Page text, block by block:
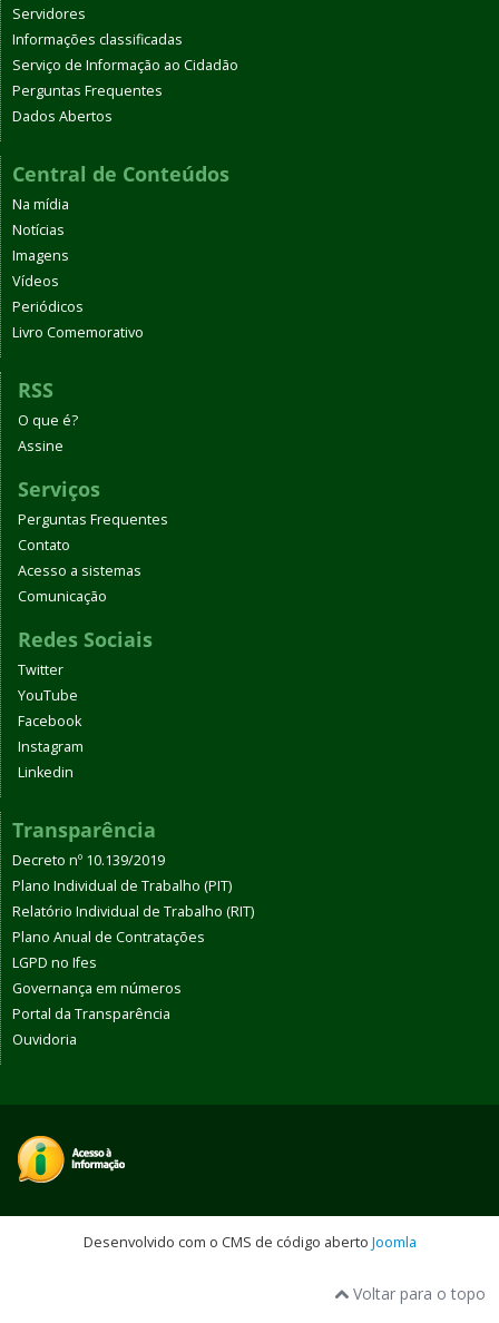
Servidores
Informações classificadas
Serviço de Informação ao Cidadão
Perguntas Frequentes
Dados Abertos
Central de Conteúdos
Na mídia
Notícias
Imagens
Vídeos
Periódicos
Livro Comemorativo
RSS
O que é?
Assine
Serviços
Perguntas Frequentes
Contato
Acesso a sistemas
Comunicação
Redes Sociais
Twitter
YouTube
Facebook
Instagram
Linkedin
Transparência
Decreto nº 10.139/2019
Plano Individual de Trabalho (PIT)
Relatório Individual de Trabalho (RIT)
Plano Anual de Contratações
LGPD no Ifes
Governança em números
Portal da Transparência
Ouvidoria
Desenvolvido com o CMS de código aberto Joomla
Voltar para o topo